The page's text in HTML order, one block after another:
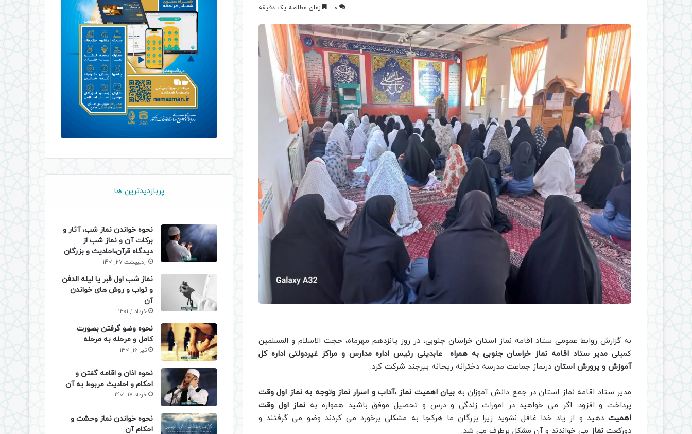
0 زمان مطالعه یک دقیقه
به گزارش روابط عمومی ستاد اقامه نماز استان خراسان جنوبی، در روز پانزدهم مهرماه، حجت الاسلام و المسلمین
کمیلی مدیر ستاد اقامه نماز خراسان جنوبی به همراه عابدینی رئیس اداره مدارس و مراکز غیردولتی اداره کل
آموزش و پرورش استان درنماز جماعت مدرسه دخترانه ریحانه بیرجند شرکت کرد.
مدیر ستاد اقامه نماز استان در جمع دانش آموزان به بیان اهمیت نماز ،آداب و اسرار نماز وتوجه به نماز اول وقت
پرداخت و افزود: اگر می خواهید در امورات زندگی و درس و تحصیل موفق باشید همواره به نماز اول وقت
اهمیت دهید و از یاد خدا غافل نشوید زیرا بزرگان ما هرکجا به مشکلی برخورد می کردند وضو می گرفتند و
دورکعت نماز می خواندند و آن مشکل برطرف می شد.
پربازدیدترین ها
نحوه خواندن نماز شب، آثار و
برکات آن و نماز شب از
دیدگاه قرآن،احادیث و بزرگان
اردیبهشت 27, 1401
نماز شب اول قبر یا لیله الدفن
و ثواب و روش های خواندن
آن
خرداد 1, 1401
نحوه وضو گرفتن بصورت
کامل و مرحله به مرحله
تیر 16, 1401
نحوه اذان و اقامه گفتن و
احکام و احادیث مربوط به آن
خرداد 17, 1401
نحوه خواندن نماز وحشت و
احکام آن